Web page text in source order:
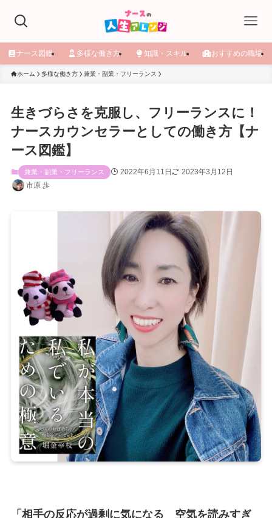
ナース図鑑 多様な働き方 知識・スキル おすすめの職場
ホーム 多様な働き方 兼業・副業・フリーランス
生きづらさを克服し、フリーランスに！
ナースカウンセラーとしての働き方【ナ
ース図鑑】
兼業・副業・フリーランス 2022年6月11日
2023年3月12日
市原 歩
「相手の反応が過剰に気になる 空気を読みすぎ